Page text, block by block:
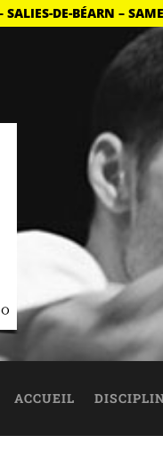
DE-BÉARN –
ACCUEIL